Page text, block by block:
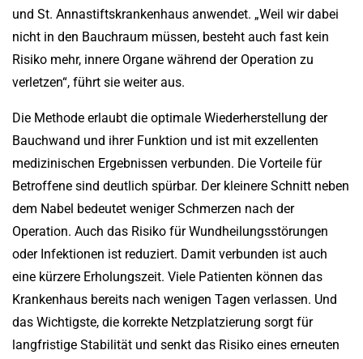
und St. Annastiftskrankenhaus anwendet. „Weil wir dabei
nicht in den Bauchraum müssen, besteht auch fast kein
Risiko mehr, innere Organe während der Operation zu
verletzen“, führt sie weiter aus.
Die Methode erlaubt die optimale Wiederherstellung der
Bauchwand und ihrer Funktion und ist mit exzellenten
medizinischen Ergebnissen verbunden. Die Vorteile für
Betroffene sind deutlich spürbar. Der kleinere Schnitt neben
dem Nabel bedeutet weniger Schmerzen nach der
Operation. Auch das Risiko für Wundheilungsstörungen
oder Infektionen ist reduziert. Damit verbunden ist auch
eine kürzere Erholungszeit. Viele Patienten können das
Krankenhaus bereits nach wenigen Tagen verlassen. Und
das Wichtigste, die korrekte Netzplatzierung sorgt für
langfristige Stabilität und senkt das Risiko eines erneuten